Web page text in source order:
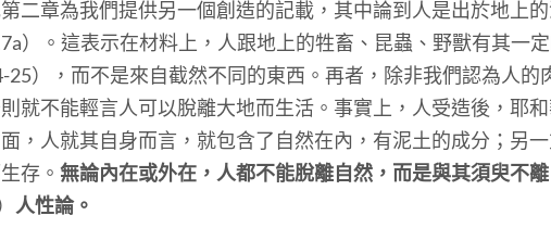
章為我們提供另一個創造的記載，其中論到人是出於地上的
）。這表示在材料上，人跟地上的牲畜、昆蟲、野獸有其一
25），而不是來自截然不同的東西。再者，除非我們認為人
就不能輕言人可以脫離大地而生活。事實上，人受造後，耶
，人就其自身而言，就包含了自然在內，有泥土的成分；另
存。 無論內在或外在，人都不能脫離自然，而是與其須臾不
人性論。